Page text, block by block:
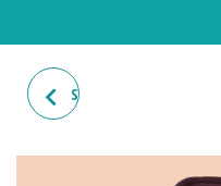
SWEAT ENFANT "LA VIE EST